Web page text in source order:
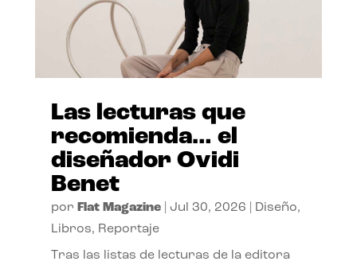
Las lecturas que
recomienda… el
diseñador Ovidi
Benet
por Flat Magazine| Jul 30, 2026 Diseño,
Libros, Reportaje
Tras las listas de lecturas de la editora